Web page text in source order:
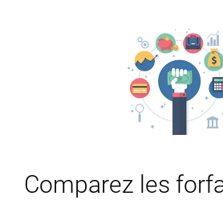
Comparez les